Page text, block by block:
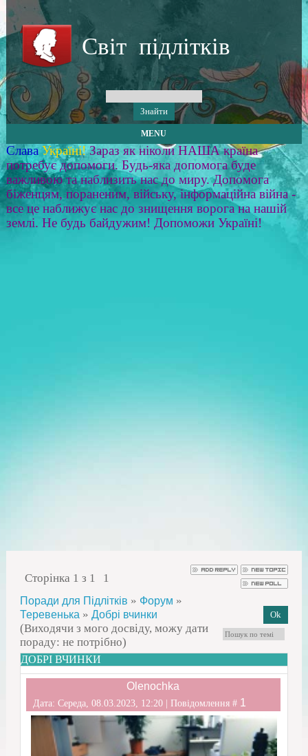
Світ підлітків
MENU
Слава Україні! Зараз як ніколи НАША країна
потребує допомоги. Будь-яка допомога буде
важливою та наблизить нас до миру. Допомога
біженцям, пораненим, війську, інформаційна війна -
все це наближує нас до знищення ворога на нашій
землі. Не будь байдужим! Допоможи Україні!
Сторінка 1 з 1 1
Поради для Підлітків » Форум »
Теревенька » Добрі вчинки
(Виходячи з мого досвіду, можу дати
пораду: не потрібно)
ДОБРІ ВЧИНКИ
Olenochka
Дата: Середа, 08.03.2023, 12:20 | Повідомлення # 1